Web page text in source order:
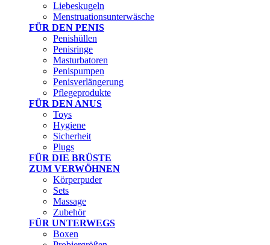
Liebeskugeln
Menstruationsunterwäsche
FÜR DEN PENIS
Penishüllen
Penisringe
Masturbatoren
Penispumpen
Penisverlängerung
Pflegeprodukte
FÜR DEN ANUS
Toys
Hygiene
Sicherheit
Plugs
FÜR DIE BRÜSTE
ZUM VERWÖHNEN
Körperpuder
Sets
Massage
Zubehör
FÜR UNTERWEGS
Boxen